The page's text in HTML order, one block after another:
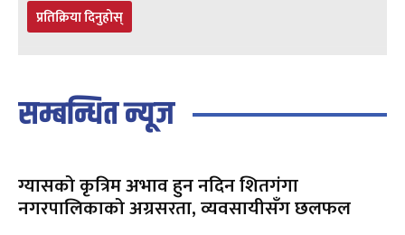
प्रतिक्रिया दिनुहोस्
सम्बन्धित न्यूज
ग्यासको कृत्रिम अभाव हुन नदिन शितगंगा
नगरपालिकाको अग्रसरता, व्यवसायीसँग छलफल